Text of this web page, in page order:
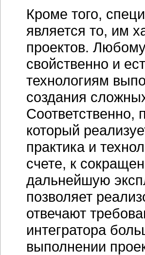
Кроме того,
является то, им
проектов.
свойственно и
технологиям
создания
Соответственно,
который
практика и
счете, к
дальнейшую
позволяет
отвечают
интегратора
выполнении